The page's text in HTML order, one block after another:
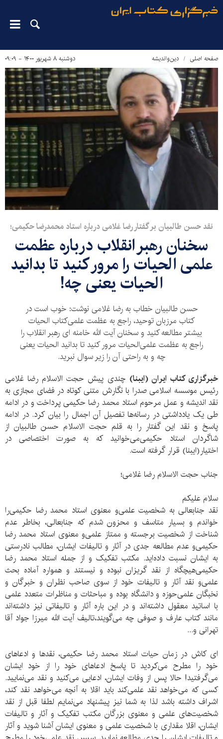
صفحه اصلی دین‌واندیشه دوشنبه ۸ شهریور ۱۴۰۰ - ۰۹:۰۹
نقد حسن طالبیان بر گفتار رضا غلامی درباره استاد محمدرضا حکیمی؛
سخنان رهبر انقلاب درباره عظمت
علمی‌ الحیات را مرور کنید تا بدانید
الحیات یعنی چه!
حسن طالبیان خطاب به رضا غلامی نوشت: خوب است در
کتاب مرزبان توحید، راجع به عظمت علمی‌کتاب الحیات
بیشتر مطالعه کنید و سخنان آیت الله خامنه ای رهبر انقلاب را
راجع به عظمت علمی‌الحیات مرور کنید تا بدانید الحیات یعنی
چه و به راحتی آن را زیر سوال نبرید.
خبرگزاری کتاب ایران (ایبنا) چندی پیش حجت الاسلام رضا غلامی‌
رئیس موسسه اسلامی‌ صدرا با نگارش متنی کوتاه در فضای مجازی به
نقد‌‌ اندیشه و عمل مرحوم استاد محمد رضا حکیمی‌ پرداخت و در ادامه
طی یک یادداشتی در رسانه‌ها تفصیل آن اجمال را بیان کرد. در ادامه
پاسخ و نقد این گفتار را به قلم حجت الاسلام حسن طالبیان از
شاگردان استاد حکیمی‌می‌خوانید که به صورت اختصاصی در
اختیار(ایبنا) قرار گرفته است.
جناب حجت الاسلام رضا غلامی؛
سلام علیکم
نقد جنابعالی به شخصیت علمی‌و معنوی استاد محمد رضا حکیمی‌را
خواندم و بسیار متاسف و محزون شدم که جنابعالی، بخاطر عدم
شناخت از شخصیت برجسته و ممتاز علمی‌و معنوی استاد محمد رضا
حکیمی‌و عدم مطالعه جدی در آثار و تالیفات ایشان، مطالب نادرستی
به ایشان نسبت داده‌اید. مکتب تفکیک و از جمله استاد محمد رضا
حکیمی‌هیچگاه از نقد گریزان نبوده و نیستند و همواره آماده بحث
علمی‌و نقد آثار و تالیفات خود از سوی صاحب نظران و خبرگان و
نخبگان علمی‌حوزه و دانشگاه بوده و مباحثات و مناظرات متعدد علمی‌
با اساتید معقول داشته‌‌اند و در این باره آثار و تالیفاتی نیز داشته‌‌اند
مانند کتاب عارف و صوفی چه می‌گویند،‌تالیف آیت الله میرزا جواد آقا
تهرانی و..‌‌.
ای کاش در زمان حیات استاد محمد رضا حکیمی، نقد‌ها و ادعاهای
خود را مطرح می‌کردید تا پاسخ ادعاهای خود را از خود ایشان
می‌گرفتید! حالا پس از وفات ایشان، ادعایی می‌کنید و نقد می‌نمایید.
کسی که می‌خواهد نقد علمی‌کند باید اقلا به آنچه می‌خواهد نقد کند،
اشراف داشته باشد لذا به شما نیز پیشنهاد می‌نمایم لطفا قبل از نقد
شخصیت‌های علمی‌ و معنوی بزرگان مکتب تفکیک و آثار و تالیفات
ایشان، اقلا مقداری با شخصیت علمی‌ و معنوی ایشان آشنا شوید و آثار